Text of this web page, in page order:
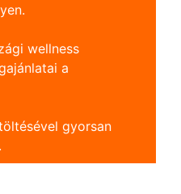
wellness
a
gyorsan